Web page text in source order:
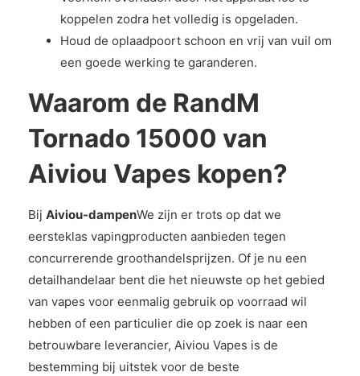
koppelen zodra het volledig is opgeladen.
Houd de oplaadpoort schoon en vrij van vuil om
een goede werking te garanderen.
Waarom de RandM
Tornado 15000 van
Aiviou Vapes kopen?
Bij Aiviou-dampenWe zijn er trots op dat we
eersteklas vapingproducten aanbieden tegen
concurrerende groothandelsprijzen. Of je nu een
detailhandelaar bent die het nieuwste op het gebied
van vapes voor eenmalig gebruik op voorraad wil
hebben of een particulier die op zoek is naar een
betrouwbare leverancier, Aiviou Vapes is de
bestemming bij uitstek voor de beste